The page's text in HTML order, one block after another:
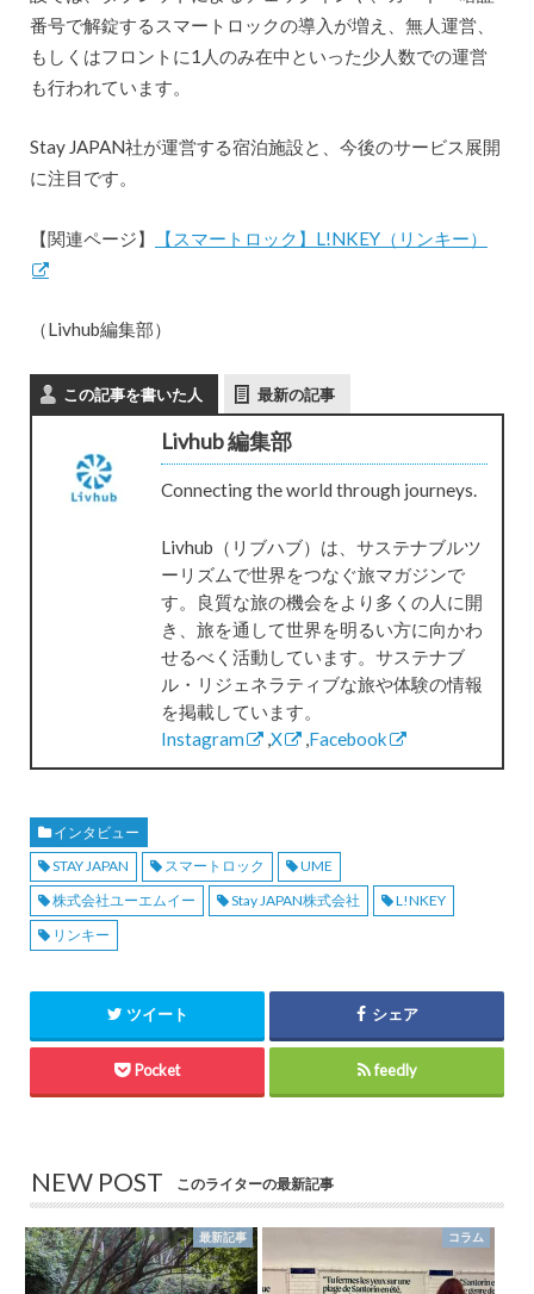
番号で解錠するスマートロックの導入が増え、無人運営、
もしくはフロントに1人のみ在中といった少人数での運営
も行われています。
Stay JAPAN社が運営する宿泊施設と、今後のサービス展開
に注目です。
【関連ページ】 【スマートロック】L!NKEY（リンキー）
（Livhub編集部）
この記事を書いた人 最新の記事
Livhub 編集部
Connecting the world through journeys.
Livhub（リブハブ）は、サステナブルツ
ーリズムで世界をつなぐ旅マガジンで
す。良質な旅の機会をより多くの人に開
き、旅を通して世界を明るい方に向かわ
せるべく活動しています。サステナブ
ル・リジェネラティブな旅や体験の情報
を掲載しています。
Instagram
X Facebook
インタビュー
STAY JAPAN
スマートロック
UME
株式会社ユーエムイー
Stay JAPAN株式会社
L!NKEY
リンキー
ツイート シェア
Pocket feedly
NEW POST このライターの最新記事
最新記事 コラム